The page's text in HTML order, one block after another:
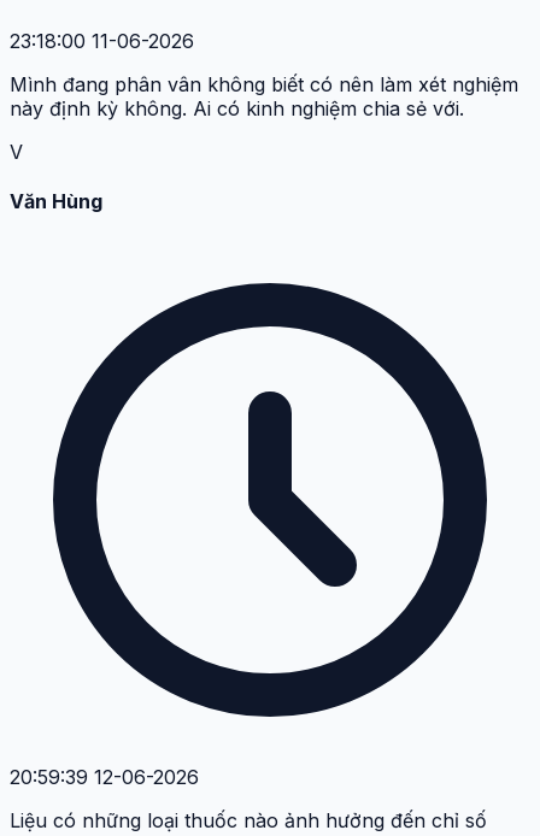
23:18:00 11-06-2026
Mình đang phân vân không biết có nên làm xét nghiệm
này định kỳ không. Ai có kinh nghiệm chia sẻ với.
V
Văn Hùng
20:59:39 12-06-2026
Liệu có những loại thuốc nào ảnh hưởng đến chỉ số